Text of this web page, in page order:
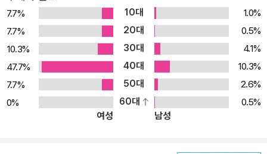
7.7% 10대
1.0%
7.7%
20대
0.5%
10.3%
30대
4.1%
47.7%
40대
10.3%
7.7%
50대
2.6%
0%
60대
0.5%
여성
남성